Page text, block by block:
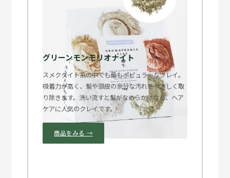
グリーンモンモリオナイト
スメクタイト系の中でも最もポピュラーなクレイ。
吸着力が高く、髪や頭皮の余分な汚れをやさしく取
り除きます。洗い流すと髪がなめらかになる、ヘア
ケアに人気のクレイです。
商品をみる →